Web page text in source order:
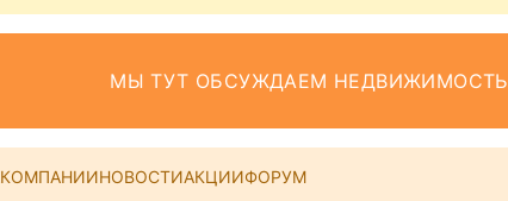
МЫ ТУТ ОБСУЖДАЕМ НЕДВИЖИМОСТЬ
КОМПАНИИНОВОСТИАКЦИИФОРУМ